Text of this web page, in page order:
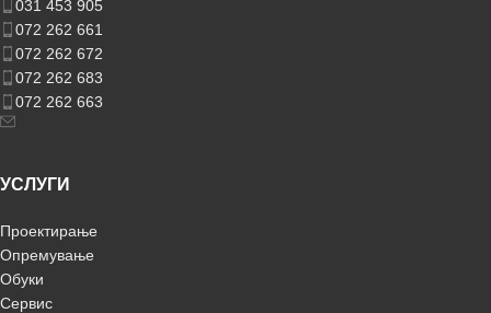
031 453 905
072 262 661
072 262 672
072 262 683
072 262 663
УСЛУГИ
Проектирање
Опремување
Обуки
Сервис